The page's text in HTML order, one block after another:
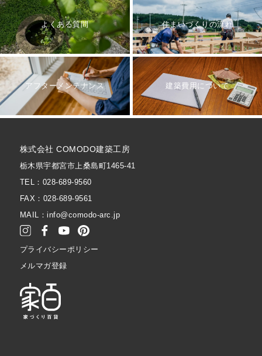
よくある質問 住まいづくりの流れ
アフターメンテナンス 建築費用について
株式会社 COMODO建築工房
栃木県宇都宮市上桑島町1465-41
TEL：028-689-9560
FAX：028-689-9561
MAIL：info@comodo-arc.jp
プライバシーポリシー
メルマガ登録